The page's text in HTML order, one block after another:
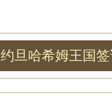
约旦哈希姆王国